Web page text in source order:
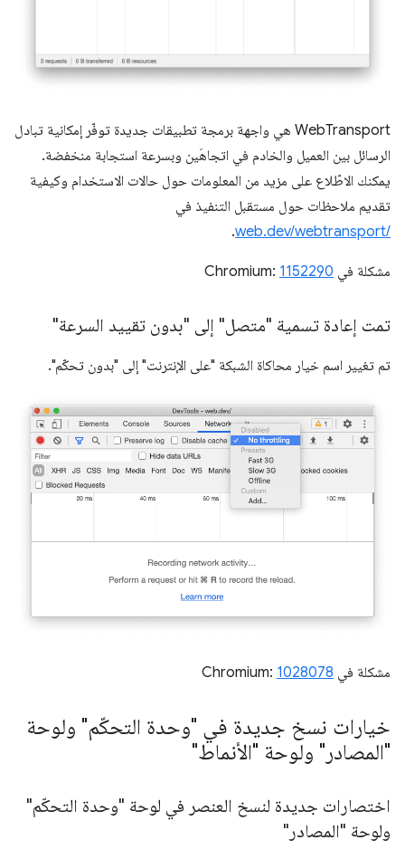
‫WebTransport هي واجهة برمجة تطبيقات جديدة توفّر إمكانية تبادل
الرسائل بين العميل والخادم في اتجاهَين وبسرعة استجابة منخفضة.
يمكنك الاطّلاع على مزيد من المعلومات حول حالات الاستخدام وكيفية
تقديم ملاحظات حول مستقبل التنفيذ في
web.dev/webtransport/‎
.
مشكلة في Chromium: 1152290
تمت إعادة تسمية "متصل" إلى "بدون تقييد السرعة"
تم تغيير اسم خيار محاكاة الشبكة "على الإنترنت" إلى "بدون تحكّم".
مشكلة في Chromium: 1028078
خيارات نسخ جديدة في "وحدة التحكّم" ولوحة
"المصادر" ولوحة "الأنماط"
اختصارات جديدة لنسخ العنصر في لوحة "وحدة التحكّم"
ولوحة "المصادر"